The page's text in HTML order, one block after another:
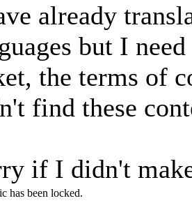
already
but I
the terms of
find these
if I didn't
has been locked.